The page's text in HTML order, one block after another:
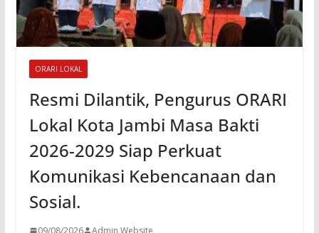
ORARI LOKAL
Resmi Dilantik, Pengurus ORARI
Lokal Kota Jambi Masa Bakti
2026-2029 Siap Perkuat
Komunikasi Kebencanaan dan
Sosial.